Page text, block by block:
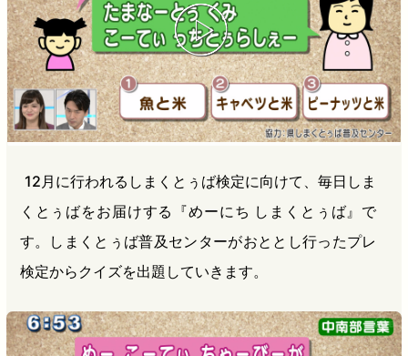
12月に行われるしまくとぅば検定に向けて、毎日しま
くとぅばをお届けする『めーにち しまくとぅば』で
す。しまくとぅば普及センターがおととし行ったプレ
検定からクイズを出題していきます。